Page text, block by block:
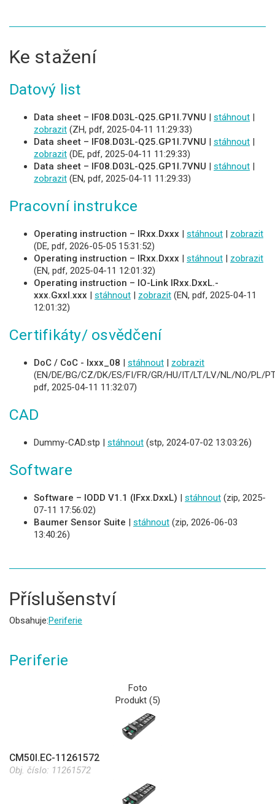
Ke stažení
Datový list
Data sheet – IF08.D03L-Q25.GP1I.7VNU | stáhnout |
zobrazit (ZH, pdf, 2025-04-11 11:29:33)
Data sheet – IF08.D03L-Q25.GP1I.7VNU | stáhnout |
zobrazit (DE, pdf, 2025-04-11 11:29:33)
Data sheet – IF08.D03L-Q25.GP1I.7VNU | stáhnout |
zobrazit (EN, pdf, 2025-04-11 11:29:33)
Pracovní instrukce
Operating instruction – IRxx.Dxxx | stáhnout | zobrazit
(DE, pdf, 2026-05-05 15:31:52)
Operating instruction – IRxx.Dxxx | stáhnout | zobrazit
(EN, pdf, 2025-04-11 12:01:32)
Operating instruction – IO-Link IRxx.DxxL.-
xxx.GxxI.xxx | stáhnout | zobrazit (EN, pdf, 2025-04-11
12:01:32)
Certifikáty/ osvědčení
DoC / CoC - Ixxx_08 | stáhnout | zobrazit
(EN/DE/BG/CZ/DK/ES/FI/FR/GR/HU/IT/LT/LV/NL/NO/PL/
pdf, 2025-04-11 11:32:07)
CAD
Dummy-CAD.stp | stáhnout (stp, 2024-07-02 13:03:26)
Software
Software – IODD V1.1 (IFxx.DxxL) | stáhnout (zip, 2025-
07-11 17:56:02)
Baumer Sensor Suite | stáhnout (zip, 2026-06-03
13:40:26)
Příslušenství
Obsahuje:Periferie
Periferie
Foto
Produkt (5)
CM50I.EC-11261572
Obj. číslo: 11261572